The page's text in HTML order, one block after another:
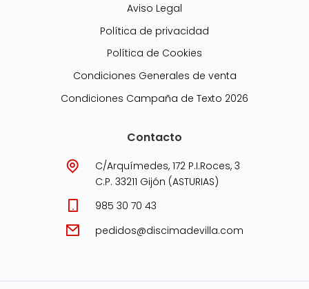
Aviso Legal
Política de privacidad
Política de Cookies
Condiciones Generales de venta
Condiciones Campaña de Texto 2026
Contacto
C/Arquímedes, 172 P.I.Roces, 3
C.P. 33211 Gijón (ASTURIAS)
985 30 70 43
pedidos@discimadevilla.com